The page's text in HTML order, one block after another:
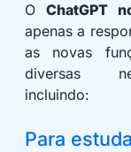
O ChatGPT
apenas a
as novas
diversas
incluindo:
Para